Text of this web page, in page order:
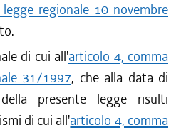
regionale 10 novembre
di cui all'articolo 4, comma
31/1997, che alla data di
presente legge risulti
di cui all'articolo 4, comma